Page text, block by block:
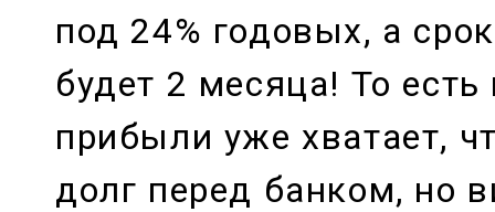
под 24% годовых, а
будет 2 месяца! То
прибыли уже хватает,
долг перед банком, но